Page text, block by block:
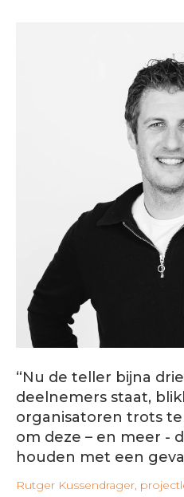
“Nu de teller bijna
deelnemers staat,
organisatoren trots
om deze – en meer -
houden met een
Rutger Kussendrager,